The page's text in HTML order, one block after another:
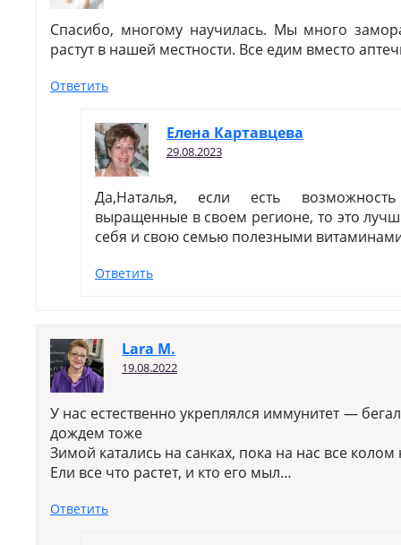
Спасибо, многому научилась. Мы много
растут в нашей местности. Все едим вместо
Ответить
Елена Картавцева
29.08.2023
Да,Наталья, если есть
выращенные в своем регионе, то это
себя и свою семью полезными
Ответить
Lara M.
19.08.2022
У нас естественно укреплялся иммунитет —
дождем тоже
Зимой катались на санках, пока на нас все
Ели все что растет, и кто его мыл…
Ответить